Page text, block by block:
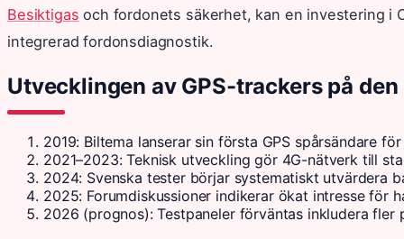
Besiktigas och fordonets säkerhet, kan en investering i
integrerad fordonsdiagnostik.
Utvecklingen av GPS-trackers på
2019: Biltema lanserar sin första GPS spårsändare
2021–2023: Teknisk utveckling gör 4G-nätverk till
2024: Svenska tester börjar systematiskt utvärdera
2025: Forumdiskussioner indikerar ökat intresse
2026 (prognos): Testpaneler förväntas inkludera